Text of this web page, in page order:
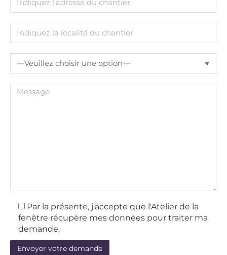
Par la présente, j'accepte que l'Atelier de la
fenêtre récupère mes données pour traiter ma
demande.